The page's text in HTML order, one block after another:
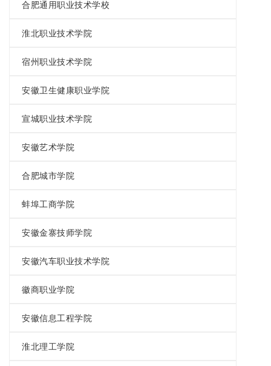
合肥通用职业技术学校
淮北职业技术学院
宿州职业技术学院
安徽卫生健康职业学院
宣城职业技术学院
安徽艺术学院
合肥城市学院
蚌埠工商学院
安徽金寨技师学院
安徽汽车职业技术学院
徽商职业学院
安徽信息工程学院
淮北理工学院